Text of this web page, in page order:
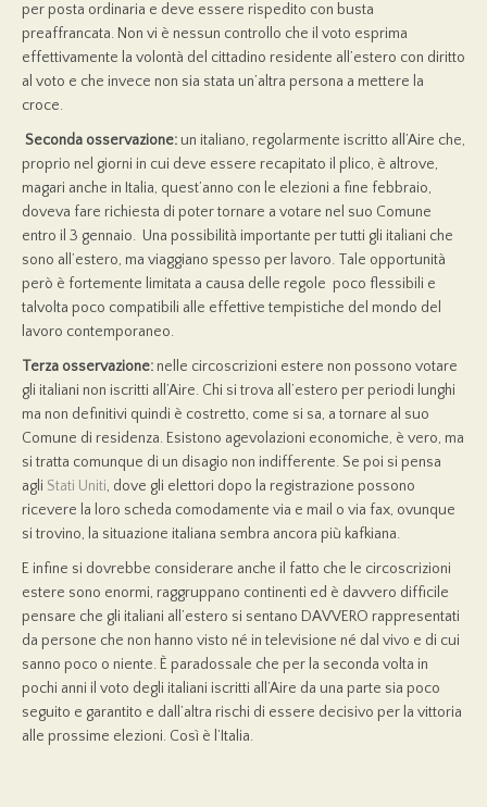
per posta ordinaria e deve essere rispedito con busta
preaffrancata. Non vi è nessun controllo che il voto esprima
effettivamente la volontà del cittadino residente all’estero con diritto
al voto e che invece non sia stata un’altra persona a mettere la
croce.
Seconda osservazione: un italiano, regolarmente iscritto all’Aire che,
proprio nel giorni in cui deve essere recapitato il plico, è altrove,
magari anche in Italia, quest’anno con le elezioni a fine febbraio,
doveva fare richiesta di poter tornare a votare nel suo Comune
entro il 3 gennaio. Una possibilità importante per tutti gli italiani che
sono all’estero, ma viaggiano spesso per lavoro. Tale opportunità
però è fortemente limitata a causa delle regole poco flessibili e
talvolta poco compatibili alle effettive tempistiche del mondo del
lavoro contemporaneo.
Terza osservazione: nelle circoscrizioni estere non possono votare
gli italiani non iscritti all’Aire. Chi si trova all’estero per periodi lunghi
ma non definitivi quindi è costretto, come si sa, a tornare al suo
Comune di residenza. Esistono agevolazioni economiche, è vero, ma
si tratta comunque di un disagio non indifferente. Se poi si pensa
agli Stati Uniti, dove gli elettori dopo la registrazione possono
ricevere la loro scheda comodamente via e mail o via fax, ovunque
si trovino, la situazione italiana sembra ancora più kafkiana.
E infine si dovrebbe considerare anche il fatto che le circoscrizioni
estere sono enormi, raggruppano continenti ed è davvero difficile
pensare che gli italiani all’estero si sentano DAVVERO rappresentati
da persone che non hanno visto né in televisione né dal vivo e di cui
sanno poco o niente. È paradossale che per la seconda volta in
pochi anni il voto degli italiani iscritti all’Aire da una parte sia poco
seguito e garantito e dall’altra rischi di essere decisivo per la vittoria
alle prossime elezioni. Così è l’Italia.